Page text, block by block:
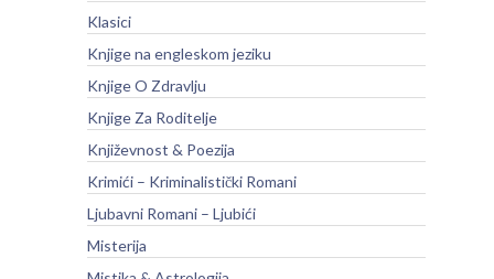
Klasici
Knjige na engleskom jeziku
Knjige O Zdravlju
Knjige Za Roditelje
Književnost & Poezija
Krimići – Kriminalistički Romani
Ljubavni Romani – Ljubići
Misterija